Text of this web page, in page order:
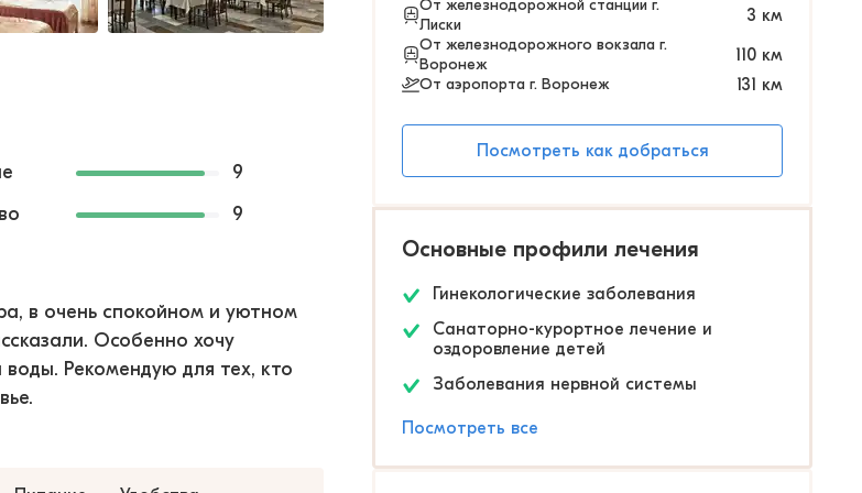
9
9
в очень спокойном и уютном
Особенно хочу
Рекомендую для тех, кто
От железнодорожной станции г.
Лиски
3 км
От железнодорожного вокзала г.
Воронеж
110 км
От аэропорта г. Воронеж 131 км
Посмотреть как добраться
Основные профили лечения
Гинекологические заболевания
Санаторно-курортное лечение и
оздоровление детей
Заболевания нервной системы
Посмотреть все